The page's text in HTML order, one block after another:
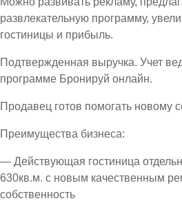
развлекательную программу,
гостиницы и прибыль.
Подтвержденная выручка. Учет
программе Бронируй онлайн.
Продавец готов помогать новому
Преимущества бизнеса:
— Действующая гостиница
630кв.м. с новым качественным
собственность